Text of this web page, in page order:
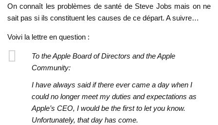
On connaît les problèmes de santé de Steve Jobs mais on ne
sait pas si ils constituent les causes de ce départ. A suivre…
Voivi la lettre en question :
To the Apple Board of Directors and the Apple
Community:
I have always said if there ever came a day when I
could no longer meet my duties and expectations as
Apple’s CEO, I would be the first to let you know.
Unfortunately, that day has come.